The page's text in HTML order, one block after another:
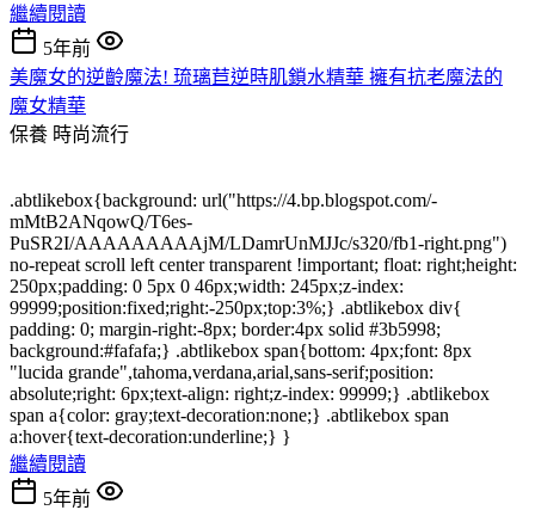
繼續閱讀
5年前
美魔女的逆齡魔法! 琉璃苣逆時肌鎖水精華 擁有抗老魔法的
魔女精華
保養 時尚流行
.abtlikebox{background: url("https://4.bp.blogspot.com/-
mMtB2ANqowQ/T6es-
PuSR2I/AAAAAAAAAjM/LDamrUnMJJc/s320/fb1-right.png")
no-repeat scroll left center transparent !important; float: right;height:
250px;padding: 0 5px 0 46px;width: 245px;z-index:
99999;position:fixed;right:-250px;top:3%;} .abtlikebox div{
padding: 0; margin-right:-8px; border:4px solid #3b5998;
background:#fafafa;} .abtlikebox span{bottom: 4px;font: 8px
"lucida grande",tahoma,verdana,arial,sans-serif;position:
absolute;right: 6px;text-align: right;z-index: 99999;} .abtlikebox
span a{color: gray;text-decoration:none;} .abtlikebox span
a:hover{text-decoration:underline;} }
繼續閱讀
5年前